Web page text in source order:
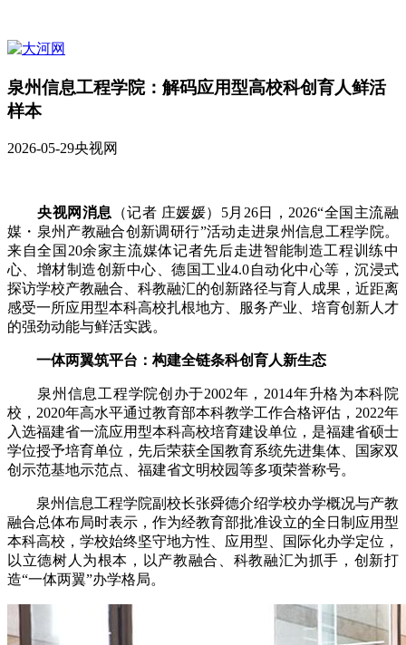
泉州信息工程学院：解码应用型高校科创育人鲜活
样本
2026-05-29央视网
央视网消息 （记者 庄媛媛）5月26日，2026“全国主流融
媒・泉州产教融合创新调研行”活动走进泉州信息工程学院。
来自全国20余家主流媒体记者先后走进智能制造工程训练中
心、增材制造创新中心、德国工业4.0自动化中心等，沉浸式
探访学校产教融合、科教融汇的创新路径与育人成果，近距离
感受一所应用型本科高校扎根地方、服务产业、培育创新人才
的强劲动能与鲜活实践。
一体两翼筑平台：构建全链条科创育人新生态
泉州信息工程学院创办于2002年，2014年升格为本科院
校，2020年高水平通过教育部本科教学工作合格评估，2022年
入选福建省一流应用型本科高校培育建设单位，是福建省硕士
学位授予培育单位，先后荣获全国教育系统先进集体、国家双
创示范基地示范点、福建省文明校园等多项荣誉称号。
泉州信息工程学院副校长张舜德介绍学校办学概况与产教
融合总体布局时表示，作为经教育部批准设立的全日制应用型
本科高校，学校始终坚守地方性、应用型、国际化办学定位，
以立德树人为根本，以产教融合、科教融汇为抓手，创新打
造“一体两翼”办学格局。